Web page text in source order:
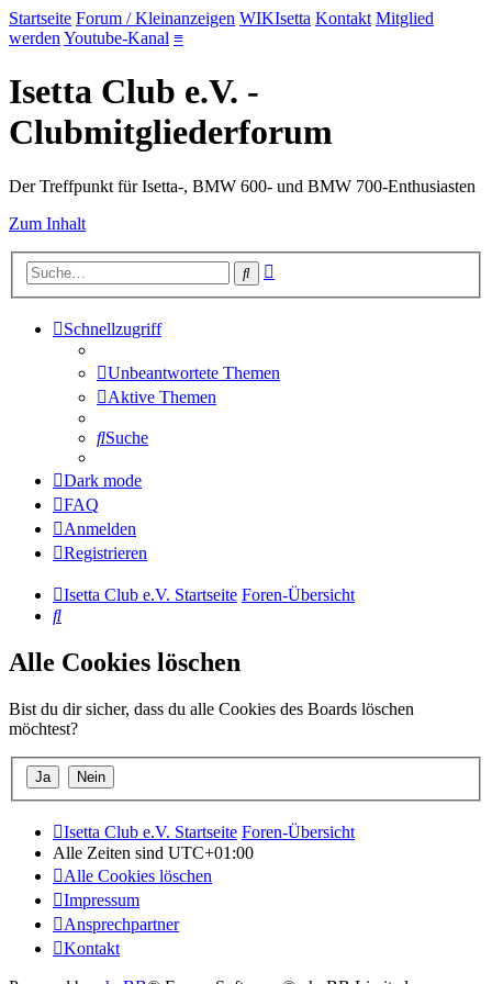
Startseite Forum / Kleinanzeigen WIKIsetta Kontakt Mitglied
werden Youtube-Kanal ≡
Isetta Club e.V. -
Clubmitgliederforum
Der Treffpunkt für Isetta-, BMW 600- und BMW 700-Enthusiasten
Zum Inhalt
Suche
Schnellzugriff
Unbeantwortete Themen
Aktive Themen
Suche
Dark mode
FAQ
Anmelden
Registrieren
Isetta Club e.V. Startseite Foren-Übersicht
Suche
Alle Cookies löschen
Bist du dir sicher, dass du alle Cookies des Boards löschen
möchtest?
Isetta Club e.V. Startseite Foren-Übersicht
Alle Zeiten sind UTC+01:00
Alle Cookies löschen
Impressum
Ansprechpartner
Kontakt